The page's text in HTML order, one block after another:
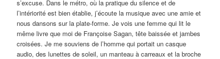
s’excuse. Dans le métro, où la pratique du silence et de
l’intériorité est bien établie, j’écoute la musique avec une amie et
nous dansons sur la plate-forme. Je vois une femme qui lit le
même livre que moi de Françoise Sagan, tête baissée et jambes
croisées. Je me souviens de l’homme qui portait un casque
audio, des lunettes de soleil, un manteau à carreaux et la broche